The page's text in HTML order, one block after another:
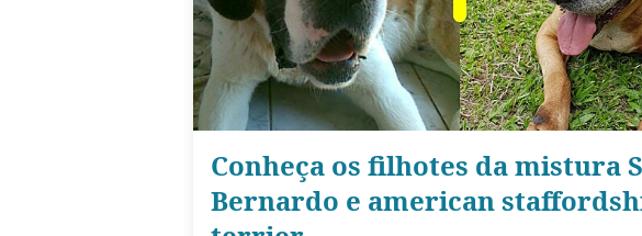
Conheça os filhotes da mistura
Bernardo e american